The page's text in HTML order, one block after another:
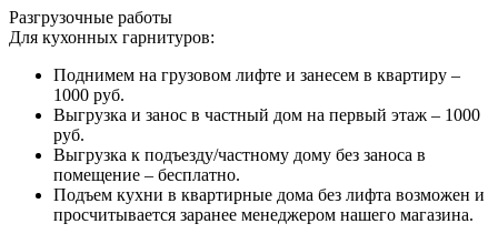
Разгрузочные работы
Для кухонных гарнитуров:
Поднимем на грузовом лифте и занесем в квартиру –
1000 руб.
Выгрузка и занос в частный дом на первый этаж – 1000
руб.
Выгрузка к подъезду/частному дому без заноса в
помещение – бесплатно.
Подъем кухни в квартирные дома без лифта возможен и
просчитывается заранее менеджером нашего магазина.